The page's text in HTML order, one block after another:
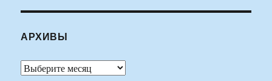
АРХИВЫ
Архивы